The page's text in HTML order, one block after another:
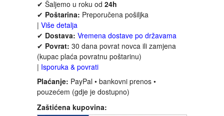
ISTORIJSKI
KLASICI
KNJIGE ZA DECU
KOMEDIJA
KRIMINALISTIČKI
✔ Šaljemo u roku od 24h
✔ Poštarina: Preporučena pošiljka
| Više detalja
✔ Dostava: Vremena dostave po državama
✔ Povrat: 30 dana povrat novca ili zamjena
(kupac plaća povratnu poštarinu)
| Isporuka & povrati
Plaćanje: PayPal • bankovni prenos •
pouzećem (gdje je dostupno)
Zaštićena kupovina: